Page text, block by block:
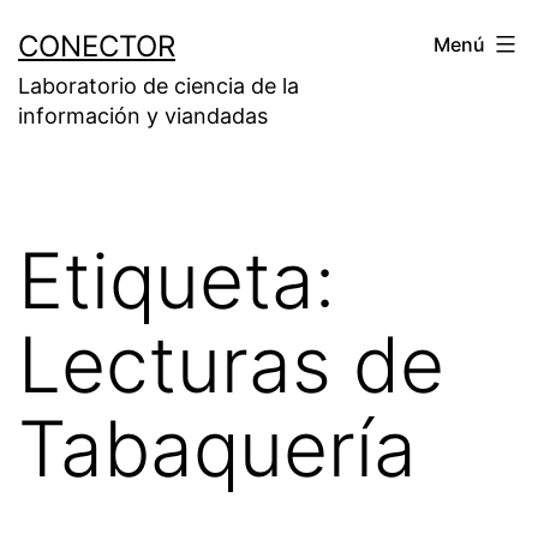
contenido
CONECTOR
Laboratorio de ciencia de la
información y viandadas
Menú
Etiqueta:
Lecturas de
Tabaquería